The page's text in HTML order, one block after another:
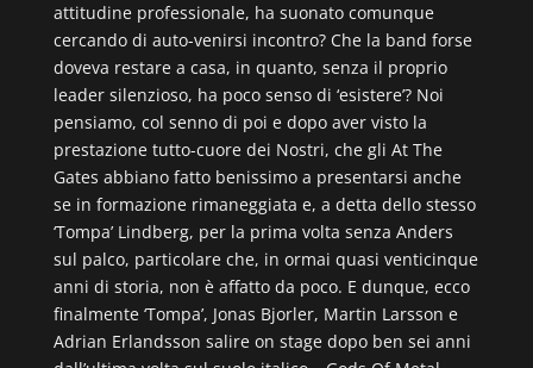
attitudine professionale, ha suonato comunque
cercando di auto-venirsi incontro? Che la band forse
doveva restare a casa, in quanto, senza il proprio
leader silenzioso, ha poco senso di ‘esistere’? Noi
pensiamo, col senno di poi e dopo aver visto la
prestazione tutto-cuore dei Nostri, che gli At The
Gates abbiano fatto benissimo a presentarsi anche
se in formazione rimaneggiata e, a detta dello stesso
‘Tompa’ Lindberg, per la prima volta senza Anders
sul palco, particolare che, in ormai quasi venticinque
anni di storia, non è affatto da poco. E dunque, ecco
finalmente ‘Tompa’, Jonas Bjorler, Martin Larsson e
Adrian Erlandsson salire on stage dopo ben sei anni